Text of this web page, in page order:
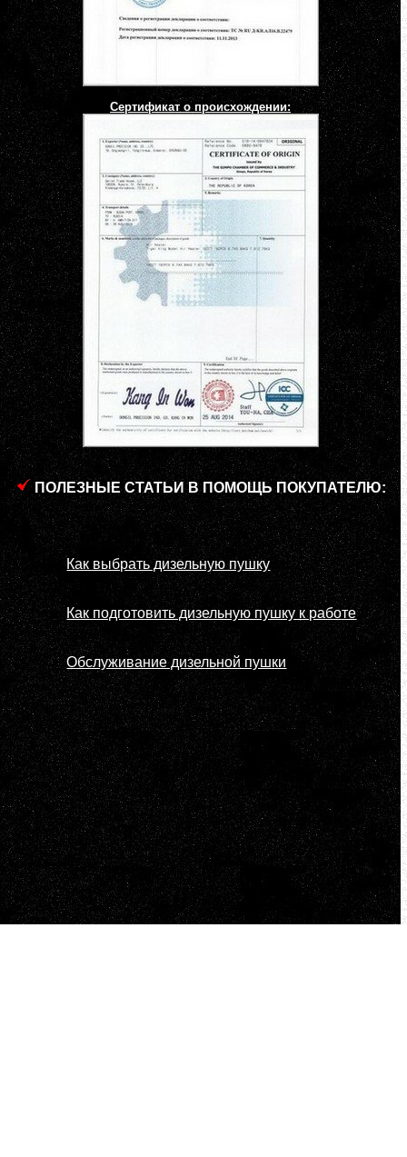
Сертификат о происхождении:
ПОЛЕЗНЫЕ СТАТЬИ В ПОМОЩЬ ПОКУПАТЕЛЮ:
Как выбрать дизельную пушку
Как подготовить дизельную пушку к работе
Обслуживание дизельной пушки